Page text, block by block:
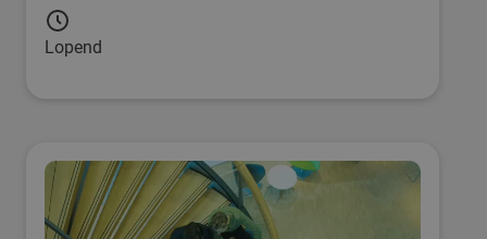
worden ontwikkeld.
Lopend